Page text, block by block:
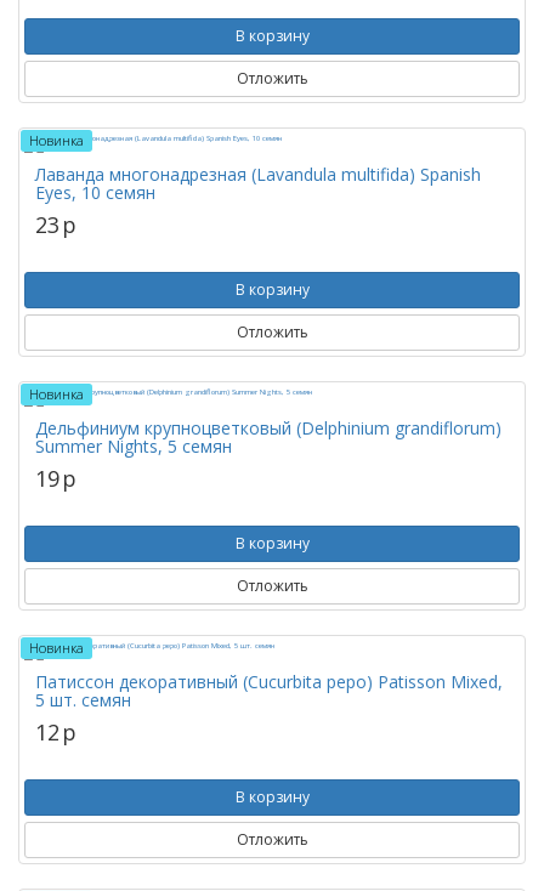
В корзину
Отложить
Новинка
Лаванда многонадрезная (Lavandula multifida) Spanish
Eyes, 10 семян
23 p
В корзину
Отложить
Новинка
Дельфиниум крупноцветковый (Delphinium grandiflorum)
Summer Nights, 5 семян
19p
В корзину
Отложить
Новинка
Патиссон декоративный (Cucurbita pepo) Patisson Mixed,
5 шт. семян
12 p
В корзину
Отложить